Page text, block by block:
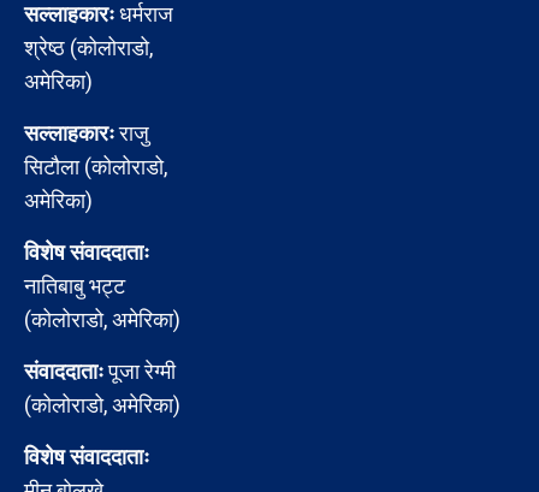
सल्लाहकारःधर्मराज
श्रेष्ठ (कोलोराडो,
अमेरिका)
सल्लाहकारःराजु
सिटौला (कोलोराडो,
अमेरिका)
विशेष संवाददाताः
नातिबाबु भट्ट
(कोलोराडो, अमेरिका)
संवाददाताःपूजा रेग्मी
(कोलोराडो, अमेरिका)
विशेष संवाददाताः